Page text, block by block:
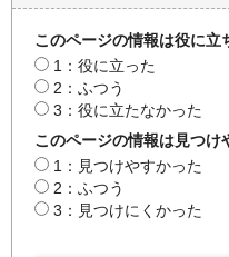
このページの情報は役に立
1：役に立った
2：ふつう
3：役に立たなかった
このページの情報は見つけ
1：見つけやすかった
2：ふつう
3：見つけにくかった